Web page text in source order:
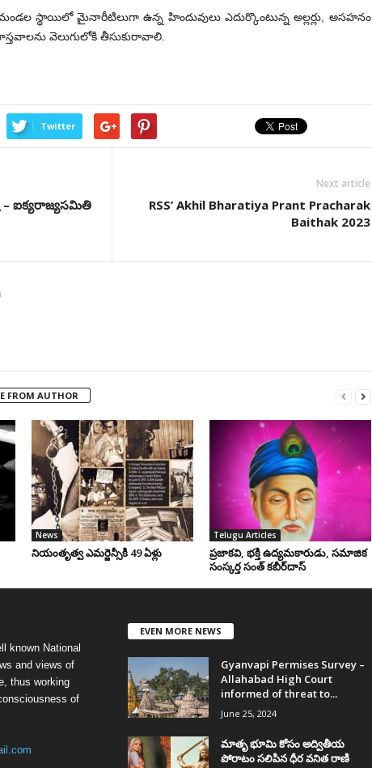
స్థాయిలో మైనారీటిలుగా ఉన్న హిందువులు ఎదుర్కొంటున్న అల్లర్లు, అసహనం
వెలుగులోకి తీసుకురావాలి.
Twitter
ఐక్యరాజ్యసమితి
Next article
RSS’ Akhil Bharatiya Prant Pracharak
Baithak 2023
FROM AUTHOR
News
నియంతృత్వ ఎమర్జెన్సీకి 49 ఏళ్లు
Telugu Articles
ప్రజాకవి, భక్తి ఉద్యమకారుడు, సమాజిక
సంస్కర్త సంత్‌ కబీర్‌దాస్‌
known National
and views of
thus working
of
EVEN MORE NEWS
Gyanvapi Permises Survey –
Allahabad High Court
informed of threat to...
June 25, 2024
మాతృ భూమి కోసం అద్వితీయ
పోరాటం సలిపిన ధీర వనిత రాణి